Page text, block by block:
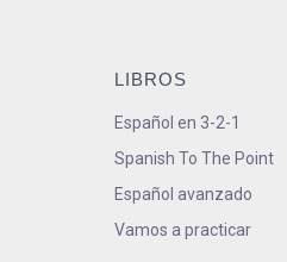
LIBROS
Español en 3-2-1
Spanish To The Point
Español avanzado
Vamos a practicar